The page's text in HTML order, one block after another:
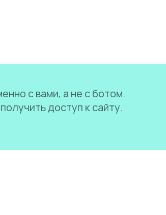
с вами, а не с ботом.
доступ к сайту.